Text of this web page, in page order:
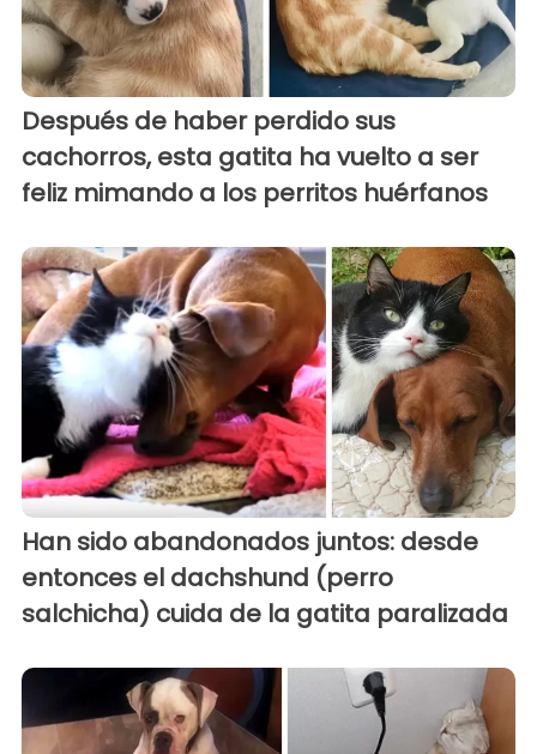
Después de haber perdido sus
cachorros, esta gatita ha vuelto a ser
feliz mimando a los perritos huérfanos
Han sido abandonados juntos: desde
entonces el dachshund (perro
salchicha) cuida de la gatita paralizada